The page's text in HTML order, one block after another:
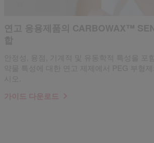
가이드 다운로드